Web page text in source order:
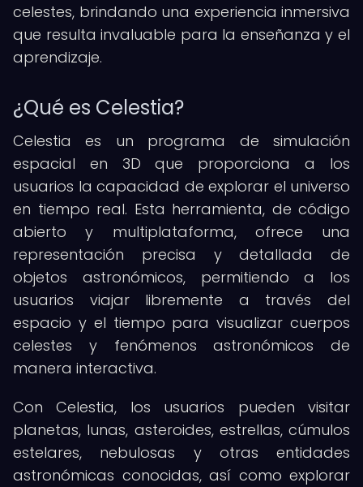
celestes, brindando una experiencia inmersiva
que resulta invaluable para la enseñanza y el
aprendizaje.
¿Qué es Celestia?
Celestia es un programa de simulación
espacial en 3D que proporciona a los
usuarios la capacidad de explorar el universo
en tiempo real. Esta herramienta, de código
abierto y multiplataforma, ofrece una
representación precisa y detallada de
objetos astronómicos, permitiendo a los
usuarios viajar libremente a través del
espacio y el tiempo para visualizar cuerpos
celestes y fenómenos astronómicos de
manera interactiva.
Con Celestia, los usuarios pueden visitar
planetas, lunas, asteroides, estrellas, cúmulos
estelares, nebulosas y otras entidades
astronómicas conocidas, así como explorar